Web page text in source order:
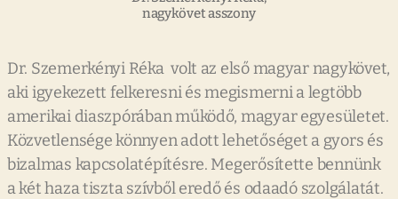
nagykövet asszony
Dr. Szemerkényi Réka volt az első magyar nagykövet,
aki igyekezett felkeresni és megismerni a legtöbb
amerikai diaszpórában működő, magyar egyesületet.
Közvetlensége könnyen adott lehetőséget a gyors és
bizalmas kapcsolatépítésre. Megerősítette bennünk
a két haza tiszta szívből eredő és odaadó szolgálatát.